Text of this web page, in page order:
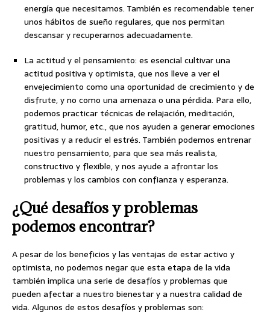
energía que necesitamos. También es recomendable tener
unos hábitos de sueño regulares, que nos permitan
descansar y recuperarnos adecuadamente.
La actitud y el pensamiento: es esencial cultivar una
actitud positiva y optimista, que nos lleve a ver el
envejecimiento como una oportunidad de crecimiento y de
disfrute, y no como una amenaza o una pérdida. Para ello,
podemos practicar técnicas de relajación, meditación,
gratitud, humor, etc., que nos ayuden a generar emociones
positivas y a reducir el estrés. También podemos entrenar
nuestro pensamiento, para que sea más realista,
constructivo y flexible, y nos ayude a afrontar los
problemas y los cambios con confianza y esperanza.
¿Qué desafíos y problemas
podemos encontrar?
A pesar de los beneficios y las ventajas de estar activo y
optimista, no podemos negar que esta etapa de la vida
también implica una serie de desafíos y problemas que
pueden afectar a nuestro bienestar y a nuestra calidad de
vida. Algunos de estos desafíos y problemas son: